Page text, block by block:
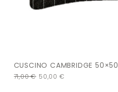
CUSCINO CAMBRIDGE 50×50
71,00€ 50,00 €